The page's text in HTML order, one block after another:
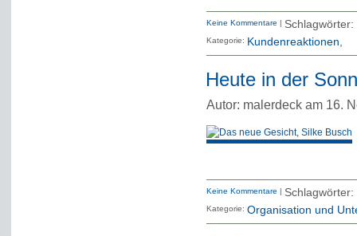
Keine Kommentare | Schlagwörter:
Kategorie: Kundenreaktionen
Heute in der
Autor: malerdeck am 16.
Keine Kommentare | Schlagwörter:
Kategorie: Organisation und